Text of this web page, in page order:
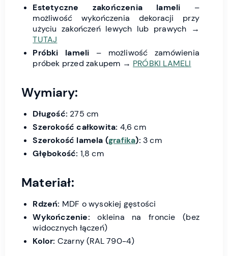
Estetyczne zakończenia lameli –
możliwość wykończenia dekoracji przy
użyciu zakończeń lewych lub prawych →
TUTAJ
Próbki lameli – możliwość zamówienia
próbek przed zakupem → PRÓBKI LAMELI
Wymiary:
Długość: 275 cm
Szerokość całkowita: 4,6 cm
Szerokość lamela (grafika): 3 cm
Głębokość: 1,8 cm
Materiał:
Rdzeń: MDF o wysokiej gęstości
Wykończenie: okleina na froncie (bez
widocznych łączeń)
Kolor: Czarny (RAL 790-4)